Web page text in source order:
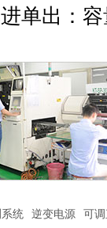
单出：容
统 逆变电源 可